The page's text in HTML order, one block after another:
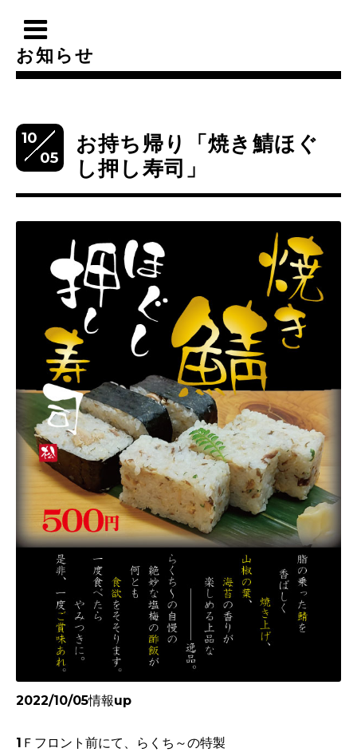
お知らせ
10
05
お持ち帰り「焼き鯖ほぐ
し押し寿司」
2022/10/05情報up
1Ｆフロント前にて、らくち～の特製